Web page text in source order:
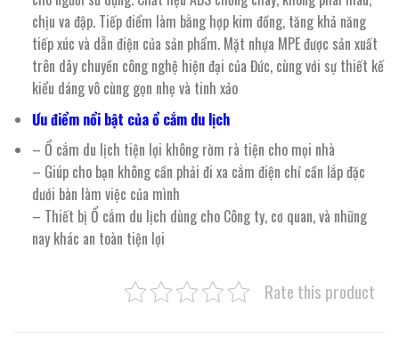
chịu va đập. Tiếp điểm làm bằng hợp kim đồng, tăng khả năng
tiếp xúc và dẫn điện của sản phẩm. Mặt nhựa MPE được sản xuất
trên dây chuyền công nghệ hiện đại của Đức, cùng với sự thiết kế
kiểu dáng vô cùng gọn nhẹ và tinh xảo
Ưu điểm nổi bật của ổ cắm du lịch
– Ổ cắm du lịch tiện lợi không rờm rà tiện cho mọi nhà
– Giúp cho bạn không cần phải đi xa cắm điện chỉ cần lắp đặc
dưới bàn làm việc của mình
– Thiết bị Ổ cắm du lịch dùng cho Công ty, cơ quan, và những
nay khác an toàn tiện lợi
Rate this product